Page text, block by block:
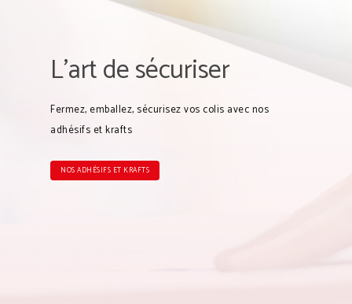
L’art de sécuriser
Fermez, emballez, sécurisez vos colis avec nos
adhésifs et krafts
NOS ADHÉSIFS ET KRAFTS